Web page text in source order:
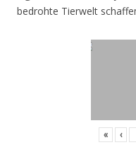
bedrohte Tierwelt
« ‹